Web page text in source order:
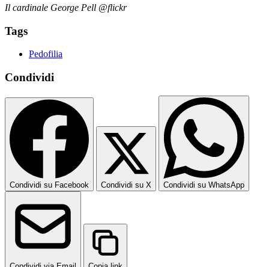
Il cardinale George Pell @flickr
Tags
Pedofilia
Condividi
Condividi su Facebook Condividi su X Condividi su WhatsApp